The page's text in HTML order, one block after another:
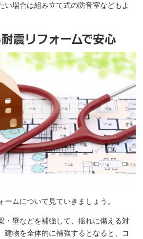
い場合は組み立て式の防音室などもよ
震リフォームで安心
ームについて見ていきましょう。
・壁などを補強して、揺れに備える対
建物を全体的に補強するとなると、コ